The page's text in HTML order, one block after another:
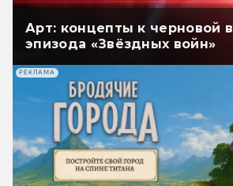
Арт: концепты к черновой
эпизода «Звёздных войн»
РЕКЛАМА